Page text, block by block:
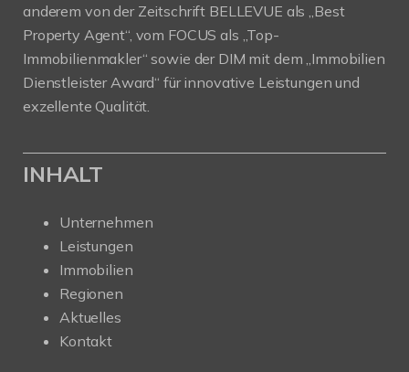
anderem von der Zeitschrift BELLEVUE als „Best
Property Agent“, vom FOCUS als „Top-
Immobilienmakler“ sowie der DIM mit dem „Immobilien
Dienstleister Award“ für innovative Leistungen und
exzellente Qualität.
INHALT
Unternehmen
Leistungen
Immobilien
Regionen
Aktuelles
Kontakt